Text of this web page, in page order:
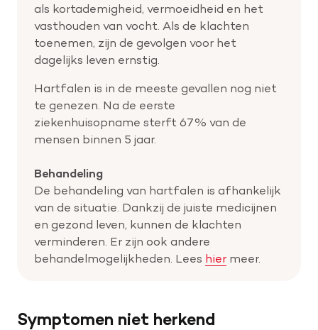
als kortademigheid, vermoeidheid en het
vasthouden van vocht. Als de klachten
toenemen, zijn de gevolgen voor het
dagelijks leven ernstig.
Hartfalen is in de meeste gevallen nog niet
te genezen. Na de eerste
ziekenhuisopname sterft 67% van de
mensen binnen 5 jaar.
Behandeling
De behandeling van hartfalen is afhankelijk
van de situatie. Dankzij de juiste medicijnen
en gezond leven, kunnen de klachten
verminderen. Er zijn ook andere
behandelmogelijkheden. Lees hier meer.
Symptomen niet herkend